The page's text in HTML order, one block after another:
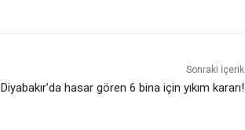
Sonraki İçerik
Diyabakır’da hasar gören 6 bina için yıkım kararı!